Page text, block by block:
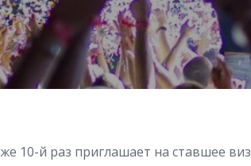
10-й раз приглашает на ставшее